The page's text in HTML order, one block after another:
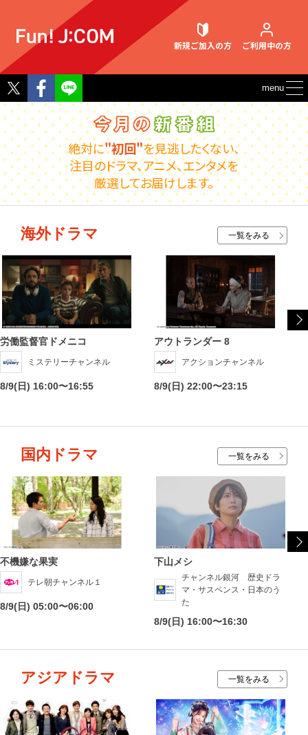
新規ご加入の方 ご利用中の方
契約内容確認・変更
お困りごと解決・よくあるご質問
Twitter
Facebook
menu
絶対に"初回"を見逃したくない、
注目のドラマ、アニメ、エンタメを
厳選してお届けします。
海外ドラマ 一覧をみる
労働監督官ドメニコ
ミステリーチャンネル
8/9(日) 16:00〜16:55
アウトランダー 8
アクションチャンネル
8/9(日) 22:00〜23:15
国内ドラマ 一覧をみる
不機嫌な果実
テレ朝チャンネル１
8/9(日) 05:00〜06:00
下山メシ
チャンネル銀河 歴史ドラ
マ・サスペンス・日本のう
た
8/9(日) 16:00〜16:30
アジアドラマ 一覧をみる